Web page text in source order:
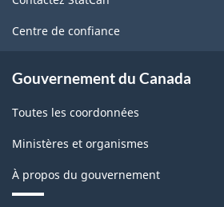
ce
site
Centre de confiance
Gouvernement du Canada
Toutes les coordonnées
Ministères et organismes
À propos du gouvernement